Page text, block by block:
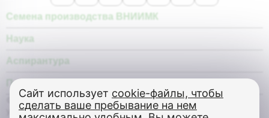
© Федеральное государственное бюджетное научное
учреждение «Федеральный научный центр «Всероссийский
Семена производства ВНИИМК
Наука
Аспирантура
Покупателю
Сайт использует cookie-файлы, чтобы
сделать ваше пребывание на нем